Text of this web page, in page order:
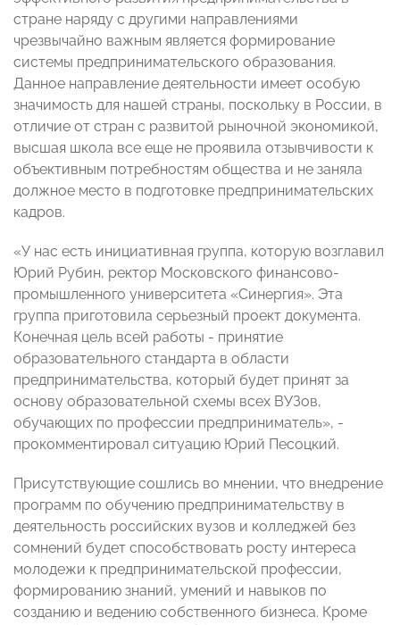
стране наряду с другими направлениями
чрезвычайно важным является формирование
системы предпринимательского образования.
Данное направление деятельности имеет особую
значимость для нашей страны, поскольку в России, в
отличие от стран с развитой рыночной экономикой,
высшая школа все еще не проявила отзывчивости к
объективным потребностям общества и не заняла
должное место в подготовке предпринимательских
кадров.
«У нас есть инициативная группа, которую возглавил
Юрий Рубин, ректор Московского финансово-
промышленного университета «Синергия». Эта
группа приготовила серьезный проект документа.
Конечная цель всей работы - принятие
образовательного стандарта в области
предпринимательства, который будет принят за
основу образовательной схемы всех ВУЗов,
обучающих по профессии предприниматель», -
прокомментировал ситуацию Юрий Песоцкий.
Присутствующие сошлись во мнении, что внедрение
программ по обучению предпринимательству в
деятельность российских вузов и колледжей без
сомнений будет способствовать росту интереса
молодежи к предпринимательской профессии,
формированию знаний, умений и навыков по
созданию и ведению собственного бизнеса. Кроме